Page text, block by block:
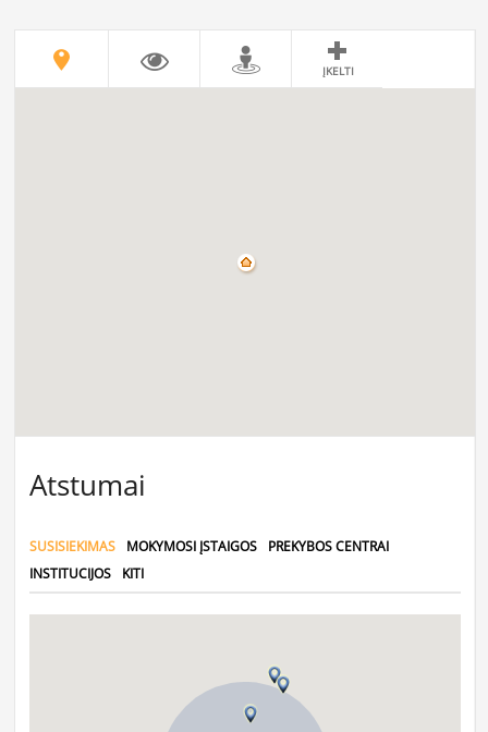
ĮKELTI
Atstumai
SUSISIEKIMAS MOKYMOSI ĮSTAIGOS
PREKYBOS CENTRAI
INSTITUCIJOS
KITI